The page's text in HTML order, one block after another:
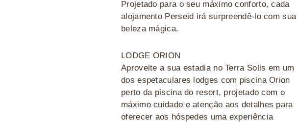
Projetado para o seu máximo conforto, cada
alojamento Perseid irá surpreendê-lo com sua
beleza mágica.
LODGE ORION
Aproveite a sua estadia no Terra Solis em um
dos espetaculares lodges com piscina Orion
perto da piscina do resort, projetado com o
máximo cuidado e atenção aos detalhes para
oferecer aos hóspedes uma experiência